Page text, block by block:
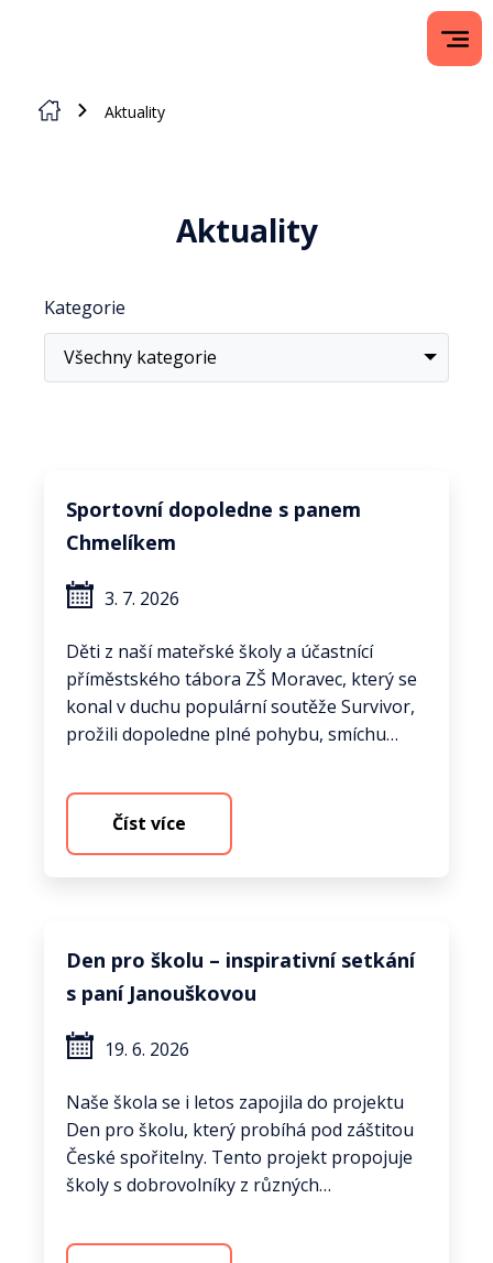
Aktuality
Aktuality
Kategorie
Všechny kategorie
Sportovní dopoledne s panem
Chmelíkem
3. 7. 2026
Děti z naší mateřské školy a účastnící
příměstského tábora ZŠ Moravec, který se
konal v duchu populární soutěže Survivor,
prožili dopoledne plné pohybu, smíchu…
Číst více
Den pro školu – inspirativní setkání
s paní Janouškovou
19. 6. 2026
Naše škola se i letos zapojila do projektu
Den pro školu, který probíhá pod záštitou
České spořitelny. Tento projekt propojuje
školy s dobrovolníky z různých…